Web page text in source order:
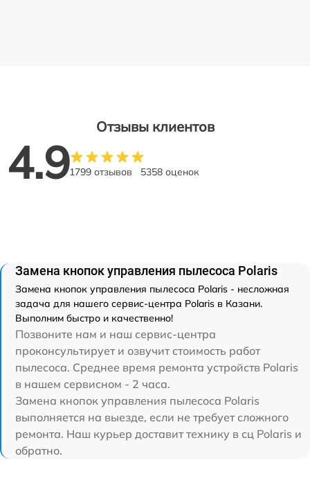
Отзывы клиентов
4.91799 отзывов 5358 оценок
Замена кнопок управления пылесоса Polaris
Замена кнопок управления пылесоса Polaris - несложная
задача для нашего сервис-центра Polaris в Казани.
Выполним быстро и качественно!
Позвоните нам и наш сервис-центра
проконсультирует и озвучит стоимость работ
пылесоса. Среднее время ремонта устройств Polaris
в нашем сервисном - 2 часа.
Замена кнопок управления пылесоса Polaris
выполняется на выезде, если не требует сложного
ремонта. Наш курьер доставит технику в сц Polaris и
обратно.